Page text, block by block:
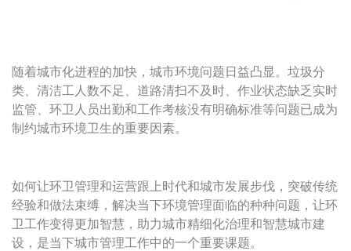
随着城市化进程的加快，城市环境问题日益凸显。垃圾分
类、清洁工人数不足、道路清扫不及时、作业状态缺乏实时
监管、环卫人员出勤和工作考核没有明确标准等问题已成为
制约城市环境卫生的重要因素。
如何让环卫管理和运营跟上时代和城市发展步伐，突破传统
经验和做法束缚，解决当下环境管理面临的种种问题，让环
卫工作变得更加智慧，助力城市精细化治理和智慧城市建
设，是当下城市管理工作中的一个重要课题。